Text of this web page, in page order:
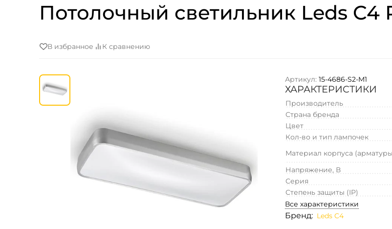
Потолочный светильник Leds C4
В избранное К сравнению
Артикул: 15-4686-S2-M1
ХАРАКТЕРИСТИКИ
Производитель
Страна бренда
Цвет
Кол-во и тип лампочек
Материал корпуса
Напряжение, В
Серия
Степень защиты (IP)
Все характеристики
Бренд: Leds C4